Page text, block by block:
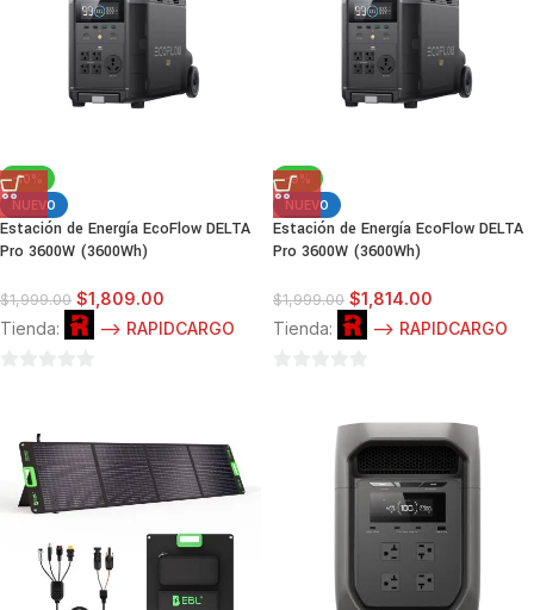
-10%
NUEVO
Estación de Energía EcoFlow DELTA
Pro 3600W (3600Wh)
$1,999.00 $1,809.00
Tienda:
--> RAPIDCARGO
-9%
NUEVO
Estación de Energía EcoFlow DELTA
Pro 3600W (3600Wh)
$1,999.00 $1,814.00
Tienda:
--> RAPIDCARGO